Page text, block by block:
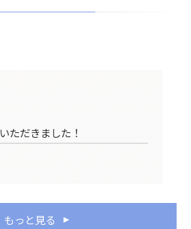
ただきました！
もっと見る